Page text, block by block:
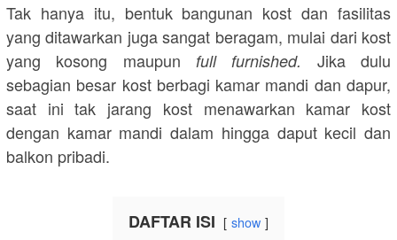
Tak hanya itu, bentuk bangunan kost dan fasilitas
yang ditawarkan juga sangat beragam, mulai dari kost
yang kosong maupun full furnished. Jika dulu
sebagian besar kost berbagi kamar mandi dan dapur,
saat ini tak jarang kost menawarkan kamar kost
dengan kamar mandi dalam hingga daput kecil dan
balkon pribadi.
DAFTAR ISI show